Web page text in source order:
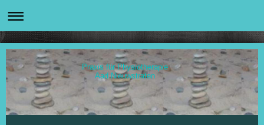
Praxis für Physiotherapie
Aad Nieuwstraten